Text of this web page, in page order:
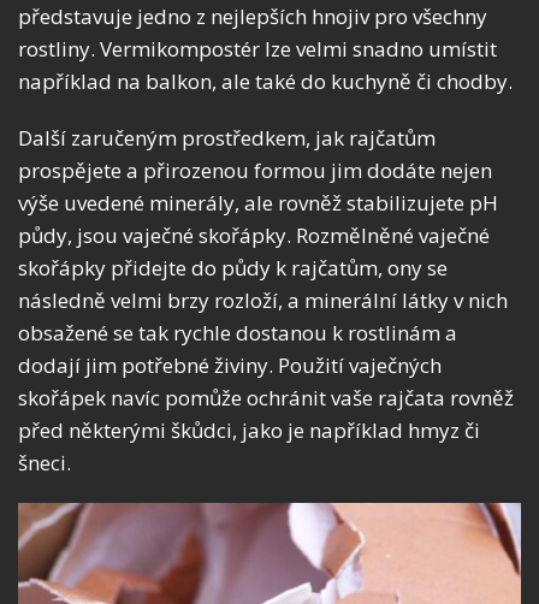
představuje jedno z nejlepších hnojiv pro všechny
rostliny. Vermikompostér lze velmi snadno umístit
například na balkon, ale také do kuchyně či chodby.
Další zaručeným prostředkem, jak rajčatům
prospějete a přirozenou formou jim dodáte nejen
výše uvedené minerály, ale rovněž stabilizujete pH
půdy, jsou vaječné skořápky. Rozmělněné vaječné
skořápky přidejte do půdy k rajčatům, ony se
následně velmi brzy rozloží, a minerální látky v nich
obsažené se tak rychle dostanou k rostlinám a
dodají jim potřebné živiny. Použití vaječných
skořápek navíc pomůže ochránit vaše rajčata rovněž
před některými škůdci, jako je například hmyz či
šneci.